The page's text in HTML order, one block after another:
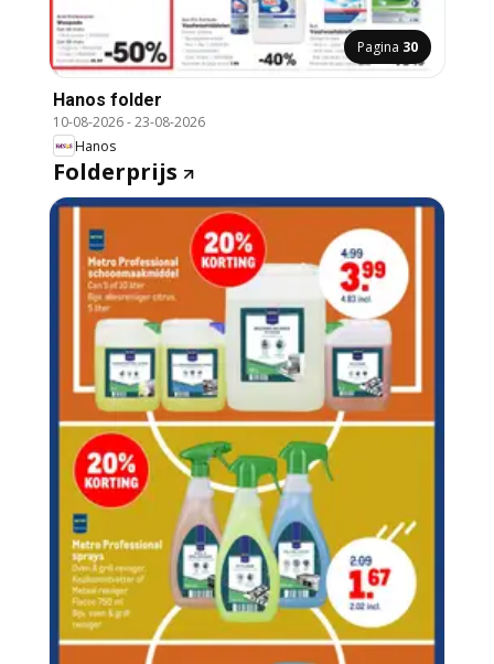
Pagina 30
Hanos folder
10-08-2026-23-08-2026
Hanos
Folderprijs